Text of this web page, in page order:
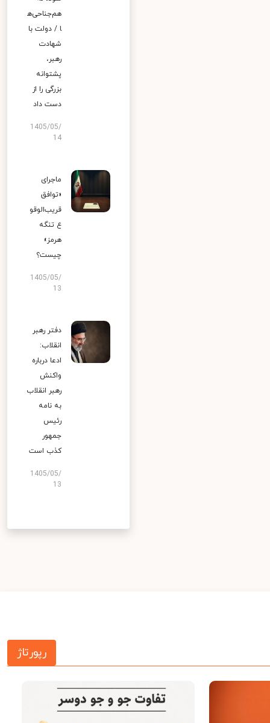
هم‌جناحی‌ه
ا / دولت با
شهادت
رهبر،
پشتوانه
بزرگی را از
دست داد
1405/05/
14
ماجرای
«توافق
قریب‌الوقو
ع تنگه
هرمز»
چیست؟
1405/05/
13
دفتر رهبر
انقلاب:
ادعا درباره
واکنش
رهبر انقلاب
به نامه
رئیس
جمهور
کذب است
1405/05/
13
رپورتاژ